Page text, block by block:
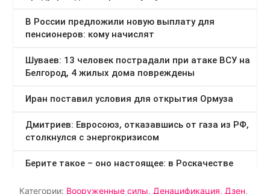
Категории: Вооруженные силы, Денацификация, Дзен,